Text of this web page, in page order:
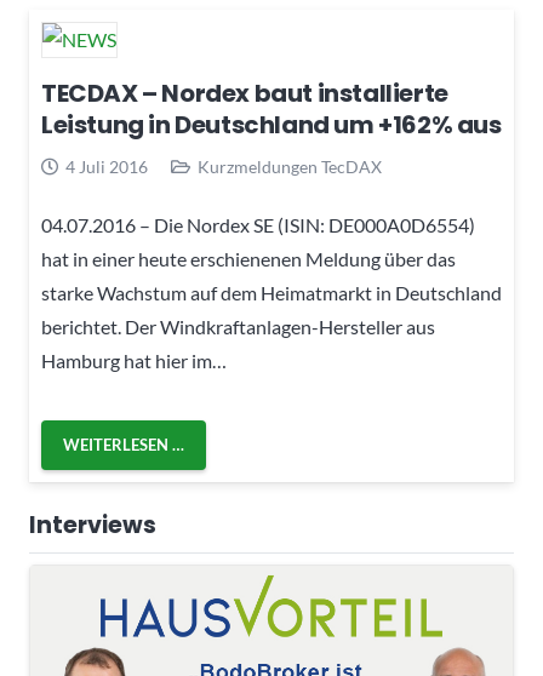
TECDAX – Nordex baut installierte
Leistung in Deutschland um +162% aus
4 Juli 2016 Kurzmeldungen TecDAX
04.07.2016 – Die Nordex SE (ISIN: DE000A0D6554)
hat in einer heute erschienenen Meldung über das
starke Wachstum auf dem Heimatmarkt in Deutschland
berichtet. Der Windkraftanlagen-Hersteller aus
Hamburg hat hier im…
WEITERLESEN …
Interviews